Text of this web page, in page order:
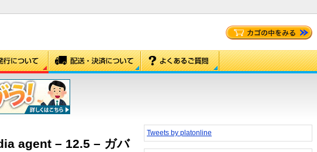
agent – 12.5 – ガバ
Tweets by platonline